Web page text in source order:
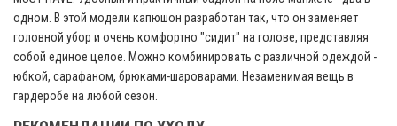
одном. В этой модели капюшон разработан так, что он заменяет
головной убор и очень комфортно "сидит" на голове, представляя
собой единое целое. Можно комбинировать с различной одеждой -
юбкой, сарафаном, брюками-шароварами. Незаменимая вещь в
гардеробе на любой сезон.